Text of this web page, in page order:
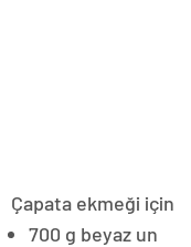
Çapata ekmeği için
700 g beyaz un